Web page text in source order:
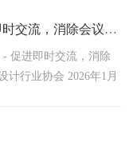
上海办公室装饰：‌协作岛设计‌ - 促进即时交流，消除会议延迟
促进即时交流，消除
计行业协会 2026年1月